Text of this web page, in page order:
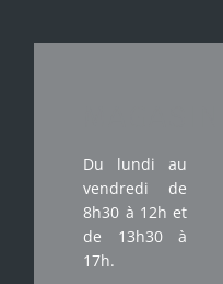
Du lundi au
vendredi de
8h30 à 12h et
de 13h30 à
17h.